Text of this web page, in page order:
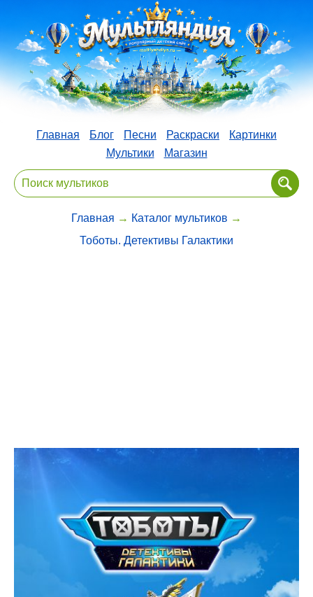
Главная Блог Песни Раскраски
Картинки
Мультики
Магазин
Главная → Каталог мультиков →
Тоботы. Детективы Галактики